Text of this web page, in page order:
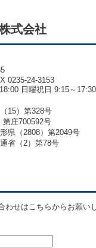
式会社
0235-24-3153
日曜祝日 9:15～17:30
15）第328号
第庄700592号
県（2808）第2049号
省（2）第78号
わせはこちらからお願い